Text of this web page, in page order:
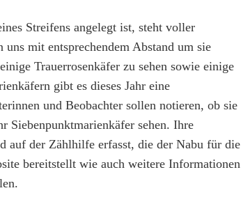
Streifens angelegt ist, steht voller
mit entsprechendem Abstand um sie
Trauerrosenkäfer zu sehen sowie einige
gibt es dieses Jahr eine
und Beobachter sollen notieren, ob sie
Siebenpunktmarienkäfer sehen. Ihre
auf der Zählhilfe erfasst, die der Nabu für die
bereitstellt wie auch weitere Informationen